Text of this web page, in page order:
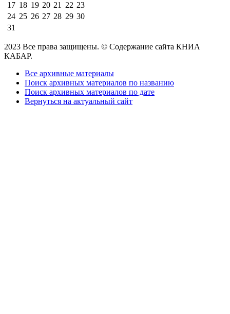
17 18 19 20 21 22 23
24 25 26 27 28 29 30
31
2023 Все права защищены. © Содержание сайта КНИА
КАБАР.
Все архивные материалы
Поиск архивных материалов по названию
Поиск архивных материалов по дате
Вернуться на актуальный сайт